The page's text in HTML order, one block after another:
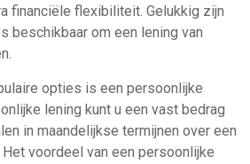
financiële flexibiliteit. Gelukkig zijn
beschikbaar om een lening van
opties is een persoonlijke
lening kunt u een vast bedrag
in maandelijkse termijnen over een
voordeel van een persoonlijke